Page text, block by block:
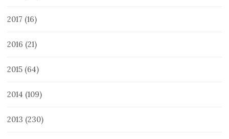
2017 (16)
2016 (21)
2015 (64)
2014 (109)
2013 (230)